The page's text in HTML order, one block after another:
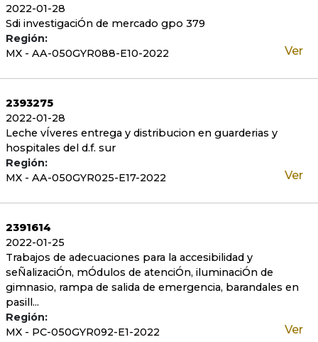
2022-01-28
Sdi investigaciÓn de mercado gpo 379
Región:
MX - AA-050GYR088-E10-2022
Ver
2393275
2022-01-28
Leche vÍveres entrega y distribucion en guarderias y
hospitales del d.f. sur
Región:
MX - AA-050GYR025-E17-2022
Ver
2391614
2022-01-25
Trabajos de adecuaciones para la accesibilidad y
seÑalizaciÓn, mÓdulos de atenciÓn, iluminaciÓn de
gimnasio, rampa de salida de emergencia, barandales en
pasill...
Región:
MX - PC-050GYR092-E1-2022
Ver